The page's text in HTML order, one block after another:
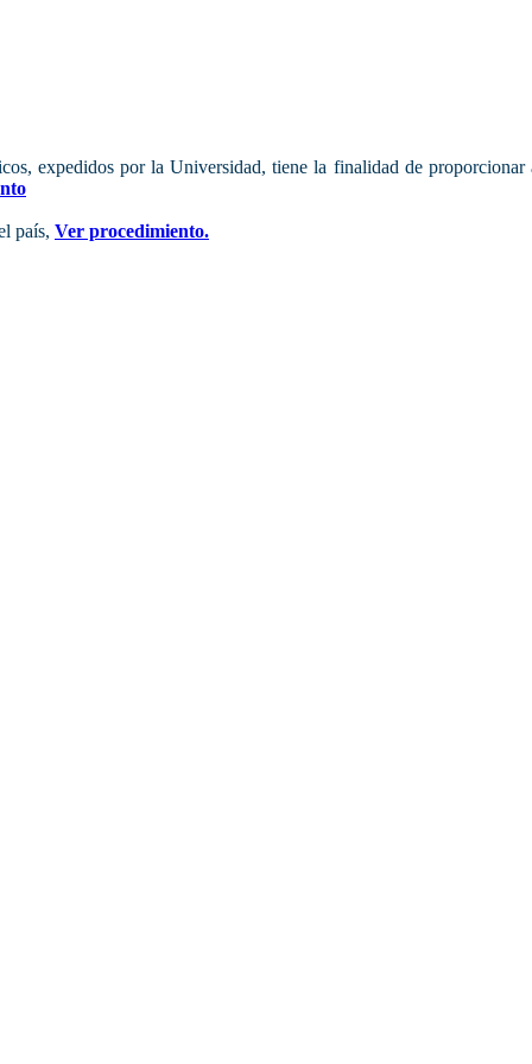
expedidos por la Universidad, tiene la finalidad de
país, Ver procedimiento.